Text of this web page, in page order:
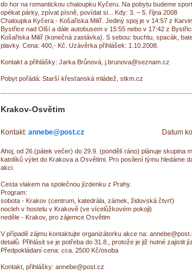
do hor na romantickou chaloupku Kyčeru. Na pobytu budeme
opékat párky, zpívat písně, povídat si... Kdy: 3. – 5. října 2008
Chaloupka Kyčera - Košařiska Milíř. Jediný spoj je v 14:57 z
Bystřice nad Olší a dále autobusem v 15:55 nebo v 17:42 z
Košařiska Milíř (konečná zastávka). S sebou: buchtu, spacák,
plavky. Cena: 400,- Kč. Uzávěrka přihlášek: 1.10.2008.
Kontakt a přihlášky: Jarka Brůnová, j.brunova@seznam.cz
Pobyt pořádá: Starší křesťanská mládež, stkm.cz
Krakov-Osvětim
Kontakt: annebe@post.cz Datum
Ahoj, od 26.(pátek večer) do 29.9. (pondělí ráno) plánuje skupina
katolíků výlet do Krakova a Osvětimi. Pro posílení týmu hledáme
akci.
Cesta vlakem na společnou jízdenku z Prahy.
Program:
sobota - Krakov (centrum, katedrála, zámek, židovská čtvrť)
nocleh v hostelu v Krakově (ve vícelůžkovém pokoji)
neděle - Krakov, pro zájemce Osvětim
V případě zájmu kontaktujte organizátorku akce na:
detailů. Přihlásit se je potřeba do 31.8., protože je již nutné zajistit
Předpokládaní cena: cca. 2500 Kč/osoba
Kontakt, přihlášky: annebe@post.cz